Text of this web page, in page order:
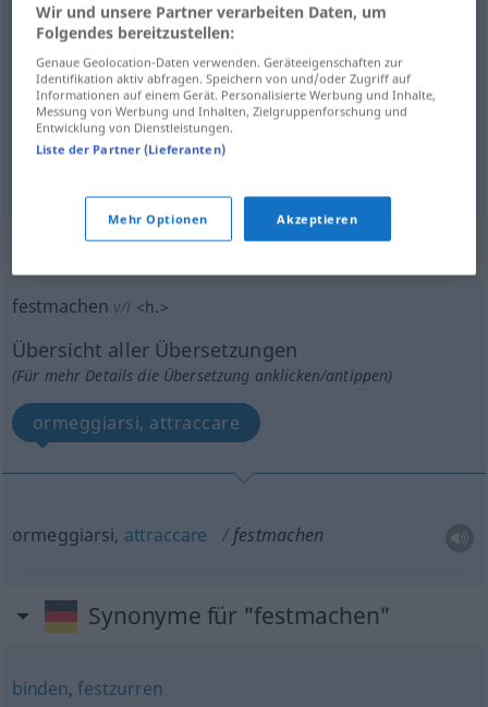
fermare,fissare festmachenbefestigen
stabilire festmachen fest vereinbaren
„festmachen“ : intransitives Verb
festmachen v/i <h.>
Übersicht aller Übersetzungen
(Für mehr Details die Übersetzung anklicken/antippen)
ormeggiarsi, attraccare
ormeggiarsi, attraccare festmachen
Synonyme für "festmachen"
binden,festzurren
Wir und unsere Partner verarbeiten Daten, um
Folgendes bereitzustellen:
Genaue Geolocation-Daten verwenden. Geräteeigenschaften zur
Identifikation aktiv abfragen. Speichern von und/oder Zugriff auf
Informationen auf einem Gerät. Personalisierte Werbung und Inhalte,
Messung von Werbung und Inhalten, Zielgruppenforschung und
Entwicklung von Dienstleistungen.
Liste der Partner (Lieferanten)
Mehr Optionen Akzeptieren